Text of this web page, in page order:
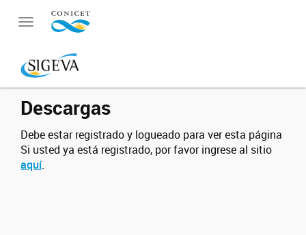
Toggle
Descargas
Debe estar registrado y logueado para ver esta página
Si usted ya está registrado, por favor ingrese al sitio
aquí.